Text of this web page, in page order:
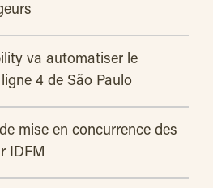
va automatiser le
4 de São Paulo
mise en concurrence des
IDFM